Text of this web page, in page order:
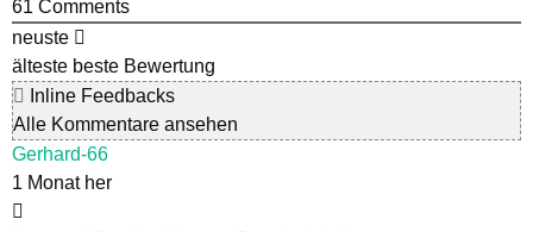
61 Comments
neuste
älteste beste Bewertung
Inline Feedbacks
Alle Kommentare ansehen
Gerhard-66
1 Monat her